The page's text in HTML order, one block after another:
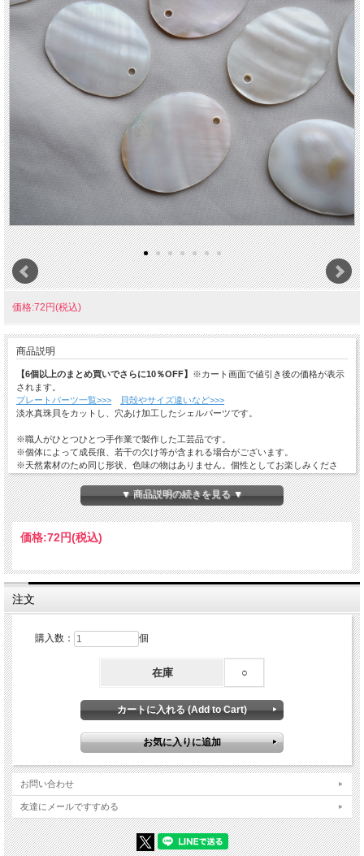
価格:72円(税込)
商品説明
【6個以上のまとめ買いでさらに10％OFF】 ※カート画面で値引き後の価格が表示
されます。
プレートパーツ一覧>>>
貝殻やサイズ違いなど>>>
淡水真珠貝をカットし、穴あけ加工したシェルパーツです。
※職人がひとつひとつ手作業で製作した工芸品です。
※個体によって成長痕、若干の欠け等が含まれる場合がございます。
※天然素材のため同じ形状、色味の物はありません。個性としてお楽しみくださ
い。
※模様や色味については当店のお任せになります。
※カットする部分によって厚みの差、自然にカーブがかかったものも含まれます。
※若干の欠け、傷があるものも含まれます。
☆ひとことメモ☆ 和名：淡水真珠貝 学名：Cristaria plicata 生息地：アジア大陸
▼ 商品説明の続きを見る ▼
価格:72円(税込)
注文
購入数： 個
在庫 ○
お問い合わせ
友達にメールですすめる